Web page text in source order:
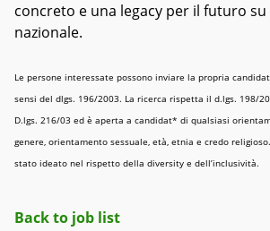
concreto e una legacy per il futuro
nazionale.
Le persone interessate possono inviare la propria
sensi del dlgs. 196/2003. La ricerca rispetta il d.lgs. 198/
D.lgs. 216/03 ed è aperta a candidat* di qualsiasi
genere, orientamento sessuale, età, etnia e credo
stato ideato nel rispetto della diversity e dell’inclusività.
Back to job list